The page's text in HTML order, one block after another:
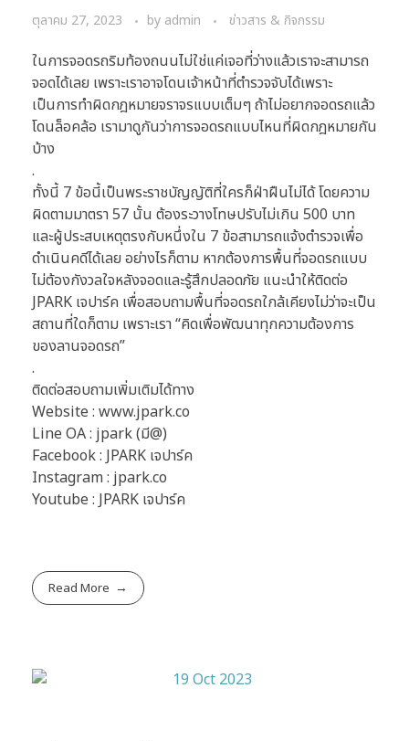
ตุลาคม 27, 2023 by admin ข่าวสาร & กิจกรรม
ในการจอดรถริมท้องถนนไม่ใช่แค่เจอที่ว่างแล้วเราจะสามารถ
จอดได้เลย เพราะเราอาจโดนเจ้าหน้าที่ตำรวจจับได้เพราะ
เป็นการทำผิดกฎหมายจราจรแบบเต็มๆ ถ้าไม่อยากจอดรถแล้ว
โดนล็อคล้อ เรามาดูกันว่าการจอดรถแบบไหนที่ผิดกฎหมายกัน
บ้าง
.
ทั้งนี้ 7 ข้อนี้เป็นพระราชบัญญัติที่ใครก็ฝ่าฝืนไม่ได้ โดยความ
ผิดตามมาตรา 57 นั้น ต้องระวางโทษปรับไม่เกิน 500 บาท
และผู้ประสบเหตุตรงกับหนึ่งใน 7 ข้อสามารถแจ้งตำรวจเพื่อ
ดำเนินคดีได้เลย อย่างไรก็ตาม หากต้องการพื้นที่จอดรถแบบ
ไม่ต้องกังวลใจหลังจอดและรู้สึกปลอดภัย แนะนำให้ติดต่อ
JPARK เจปาร์ค เพื่อสอบถามพื้นที่จอดรถใกล้เคียงไม่ว่าจะเป็น
สถานที่ใดก็ตาม เพราะเรา “คิดเพื่อพัฒนาทุกความต้องการ
ของลานจอดรถ”
.
ติดต่อสอบถามเพิ่มเติมได้ทาง
Website : www.jpark.co
Line OA : jpark (มี@)
Facebook : JPARK เจปาร์ค
Instagram : jpark.co
Youtube : JPARK เจปาร์ค
Read More